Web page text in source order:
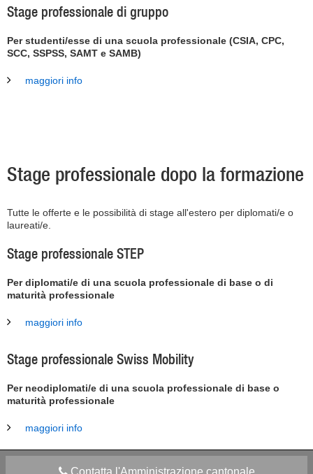
Stage professionale di gruppo
Per studenti/esse di una scuola professionale (CSIA, CPC,
SCC, SSPSS, SAMT e SAMB)
maggiori info
Stage professionale dopo la formazione
Tutte le offerte e le possibilità di stage all'estero per diplomati/e o
laureati/e.
Stage professionale STEP
Per diplomati/e di una scuola professionale di base o di
maturità professionale
maggiori info
Stage professionale Swiss Mobility
Per neodiplomati/e di una scuola professionale di base o
maturità professionale
maggiori info
Contatta l'Amministrazione cantonale